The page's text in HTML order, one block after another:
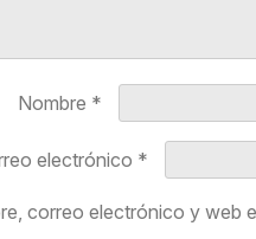
Nombre *
electrónico *
correo electrónico y web